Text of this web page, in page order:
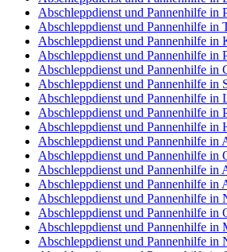
Abschleppdienst und Pannenhilfe in
Abschleppdienst und Pannenhilfe in
Abschleppdienst und Pannenhilfe in
Abschleppdienst und Pannenhilfe in
Abschleppdienst und Pannenhilfe in
Abschleppdienst und Pannenhilfe in
Abschleppdienst und Pannenhilfe in
Abschleppdienst und Pannenhilfe in
Abschleppdienst und Pannenhilfe in
Abschleppdienst und Pannenhilfe in
Abschleppdienst und Pannenhilfe in
Abschleppdienst und Pannenhilfe in
Abschleppdienst und Pannenhilfe in
Abschleppdienst und Pannenhilfe in
Abschleppdienst und Pannenhilfe in
Abschleppdienst und Pannenhilfe in
Abschleppdienst und Pannenhilfe in